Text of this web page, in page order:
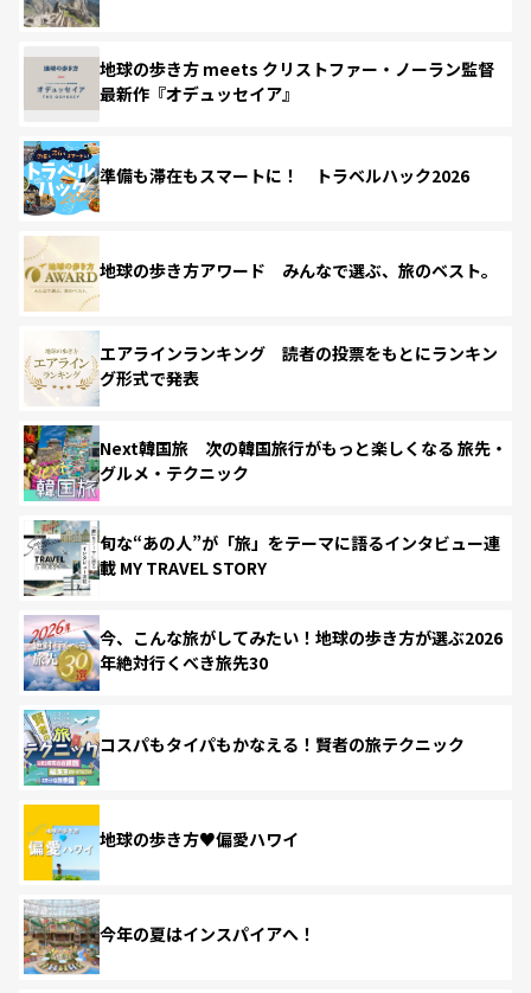
地球の歩き方 meets クリストファー・ノーラン監督
最新作『オデュッセイア』
準備も滞在もスマートに！ トラベルハック2026
地球の歩き方アワード みんなで選ぶ、旅のベスト。
エアラインランキング 読者の投票をもとにランキン
グ形式で発表
Next韓国旅 次の韓国旅行がもっと楽しくなる 旅先・
グルメ・テクニック
旬な“あの人”が「旅」をテーマに語るインタビュー連
載 MY TRAVEL STORY
今、こんな旅がしてみたい！地球の歩き方が選ぶ2026
年絶対行くべき旅先30
コスパもタイパもかなえる！賢者の旅テクニック
地球の歩き方♥偏愛ハワイ
今年の夏はインスパイアへ！